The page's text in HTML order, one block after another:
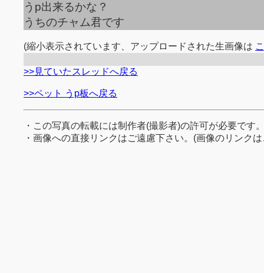
うp出来るかな？
うちのチャム君です
(縮小表示されています、アップロードされた生画像は
>>見ていたスレッドへ戻る
>>ペット うp板へ戻る
・この写真の転載には制作者(撮影者)の許可が必要です
・画像への直接リンクはご遠慮下さい。(画像のリンク